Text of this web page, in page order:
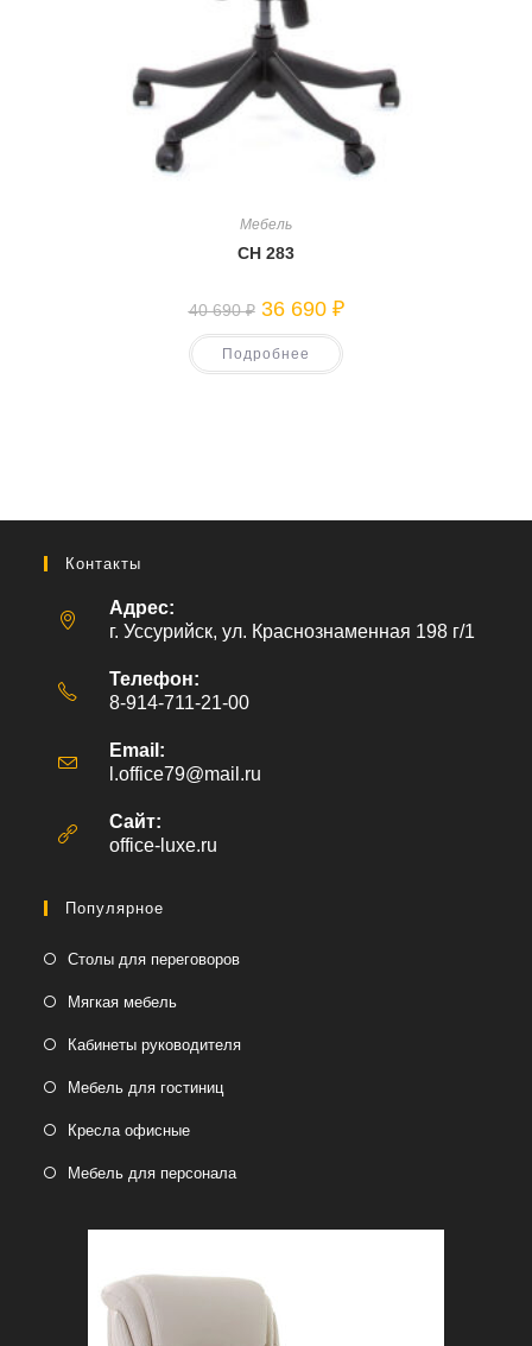
Мебель
СН 283
40 690₽ Первоначальная
цена
составляла
40
690 ₽.
36 690 ₽Текущая
Подробнее
Контакты
Адрес:
г. Уссурийск, ул. Краснознаменная 198 г/1
Телефон:
8-914-711-21-00
Email:
l.office79@mail.ru
Сайт:
office-luxe.ru
Популярное
Столы для переговоров
Мягкая мебель
Кабинеты руководителя
Мебель для гостиниц
Кресла офисные
Мебель для персонала